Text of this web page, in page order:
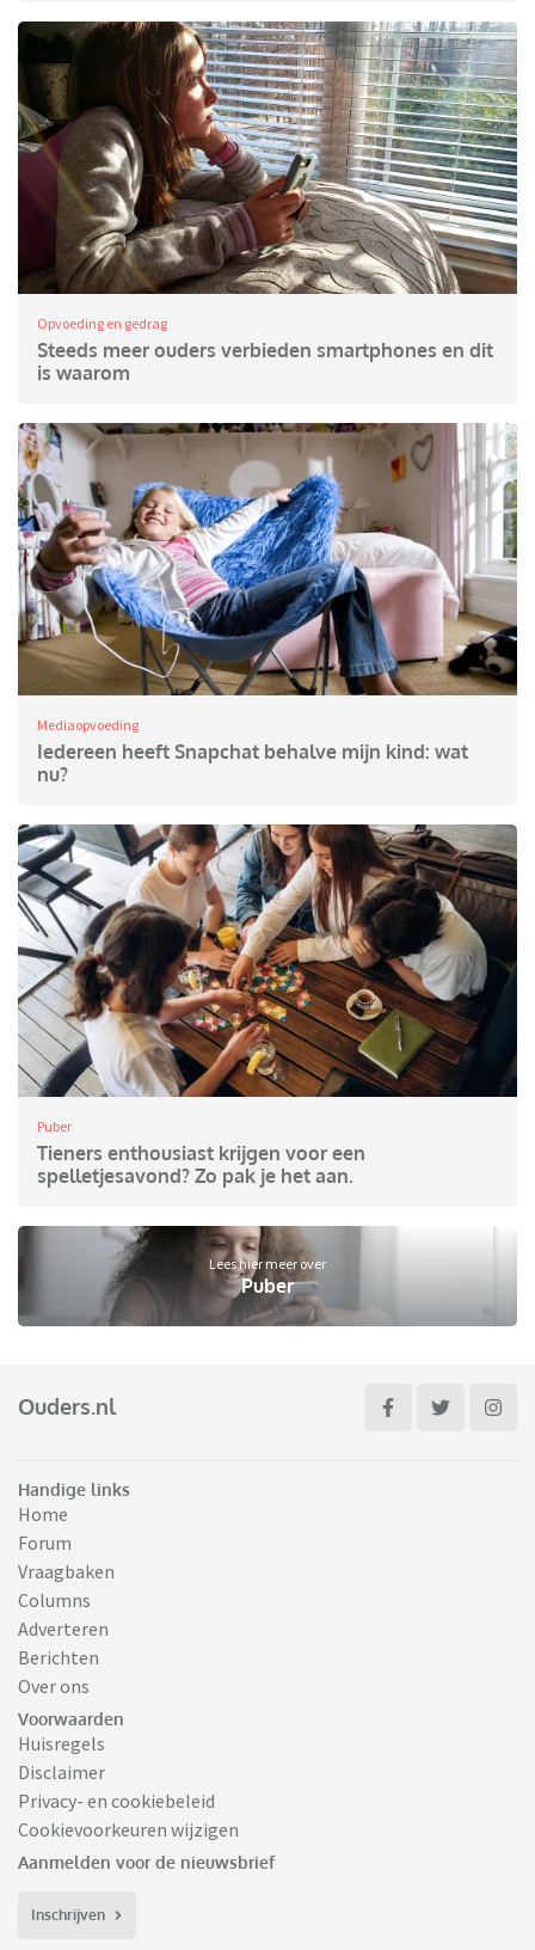
Opvoeding en gedrag
Steeds meer ouders verbieden smartphones en dit
is waarom
Mediaopvoeding
Iedereen heeft Snapchat behalve mijn kind: wat
nu?
Puber
Tieners enthousiast krijgen voor een
spelletjesavond? Zo pak je het aan.
Lees hier meer over
Puber
Ouders.nl
Handige links
Home
Forum
Vraagbaken
Columns
Adverteren
Berichten
Over ons
Voorwaarden
Huisregels
Disclaimer
Privacy- en cookiebeleid
Cookievoorkeuren wijzigen
Aanmelden voor de nieuwsbrief
Inschrijven